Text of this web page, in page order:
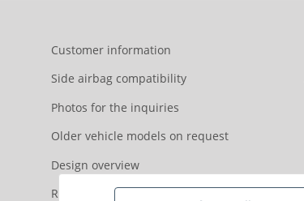
Customer information
Side airbag compatibility
Photos for the inquiries
Older vehicle models on request
Design overview
Reviews